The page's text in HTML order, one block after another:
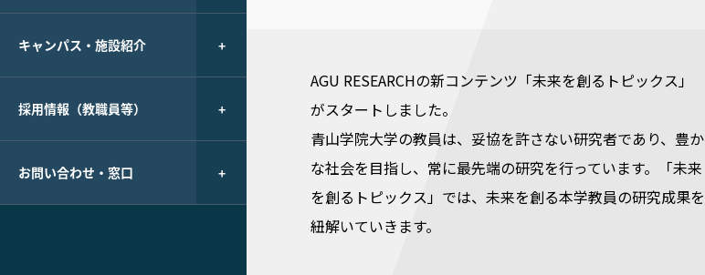
キャンパス・施設紹介
採用情報（教職員等）
お問い合わせ・窓口
AGU RESEARCHの新コンテンツ「未来を創るトピックス」
がスタートしました。
青山学院大学の教員は、妥協を許さない研究者であり、豊か
な社会を目指し、常に最先端の研究を行っています。「未来
を創るトピックス」では、未来を創る本学教員の研究成果を
紐解いていきます。